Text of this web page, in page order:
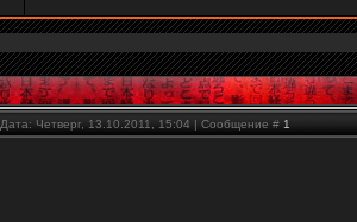
Дата: Четверг, 13.10.2011, 15:04 | Сообщение # 1